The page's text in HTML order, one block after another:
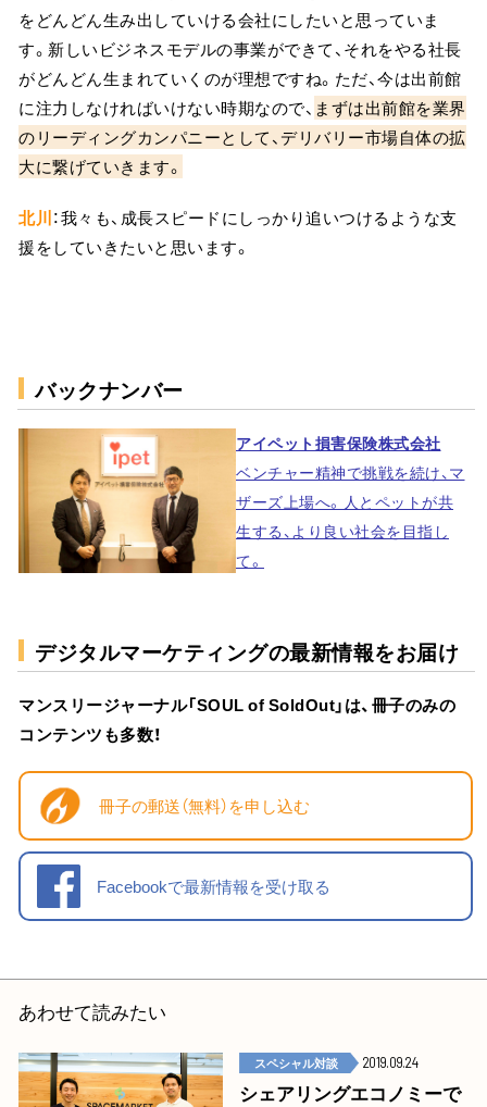
をどんどん生み出していける会社にしたいと思っていま
す。新しいビジネスモデルの事業ができて、それをやる社長
がどんどん生まれていくのが理想ですね。ただ、今は出前館
に注力しなければいけない時期なので、 まずは出前館を業界
のリーディングカンパニーとして、デリバリー市場自体の拡
大に繋げていきます。
北川：我々も、成長スピードにしっかり追いつけるような支
援をしていきたいと思います。
バックナンバー
アイペット損害保険株式会社
ベンチャー精神で挑戦を続け、マ
ザーズ上場へ。人とペットが共
生する、より良い社会を目指し
て。
デジタルマーケティングの最新情報をお届け
マンスリージャーナル「SOUL of SoldOut」は、冊子のみの
コンテンツも多数！
冊子の郵送（無料）を申し込む
Facebookで最新情報を受け取る
あわせて読みたい
スペシャル対談 2019.09.24
シェアリングエコノミーで